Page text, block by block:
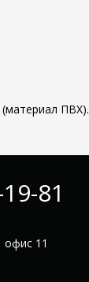
ПВХ).
81
офис 11